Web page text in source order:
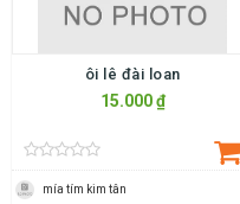
ôi lê đài loan
15.000 ₫
mía tím kim tân